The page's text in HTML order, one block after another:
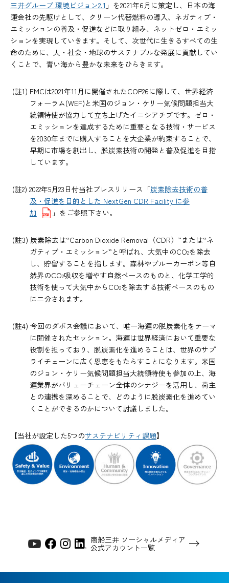
三井グループ 環境ビジョン2.1 」を2021年6月に策定し、日本の海
運会社の先駆けとして、クリーン代替燃料の導入、ネガティブ・
エミッションの普及・促進などに取り組み、ネットゼロ・エミッ
ションを実現していきます。そして、次世代に生きるすべての生
命のために、人・社会・地球のサステナブルな発展に貢献してい
くことで、青い海から豊かな未来をひらきます。
(註1) FMCは2021年11月に開催されたCOP26に際して、世界経済
フォーラム(WEF)と米国のジョン・ケリー気候問題担当大
統領特使が協力して立ち上げたイニシアチブです。ゼロ・
エミッションを達成するために重要となる技術・サービス
を2030年までに購入することを大企業が約束することで、
早期に市場を創出し、脱炭素技術の開発と普及促進を目指
しています。
(註2) 2022年5月23日付当社プレスリリース「炭素除去技術の普
及・促進を目的とした NextGen CDR Facility に参
加
」をご参照下さい。
(註3) 炭素除去は“Carbon Dioxide Removal（CDR）”または“ネ
ガティブ・エミッション”と呼ばれ、大気中のCO2を除去
し、貯留することを指します。森林やブルーカーボン等自
然界のCO2吸収を増やす自然ベースのものと、化学工学的
技術を使って大気中からCO2を除去する技術ベースのもの
に二分されます。
(註4) 今回のダボス会議において、唯一海運の脱炭素化をテーマ
に開催されたセッション。海運は世界経済において重要な
役割を担っており、脱炭素化を進めることは、世界のサプ
ライチェーンに広く恩恵をもたらすことになります。米国
のジョン・ケリー気候問題担当大統領特使も参加の上、海
運業界がバリューチェーン全体のシナジーを活用し、荷主
との連携を深めることで、どのように脱炭素化を進めてい
くことができるのかについて討議しました。
【当社が設定した5つのサステナビリティ課題】
商船三井 ソーシャルメディア
公式アカウント一覧